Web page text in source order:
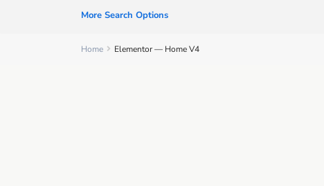
More Search Options
Home Elementor — Home V4